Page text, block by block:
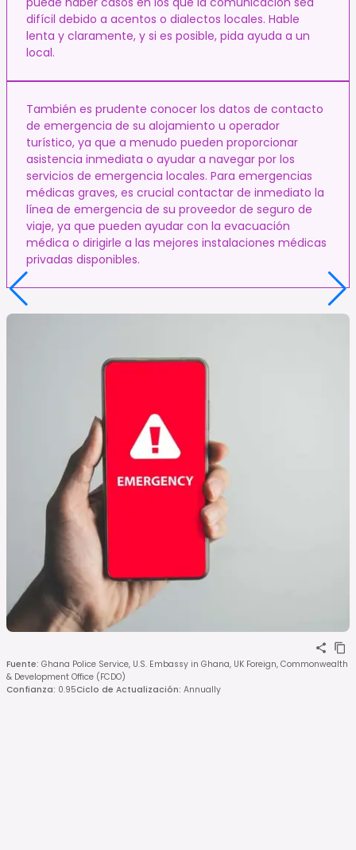
difícil debido a acentos o dialectos locales. Hable
lenta y claramente, y si es posible, pida ayuda a un
local.
También es prudente conocer los datos de contacto
de emergencia de su alojamiento u operador
turístico, ya que a menudo pueden proporcionar
asistencia inmediata o ayudar a navegar por los
servicios de emergencia locales. Para emergencias
médicas graves, es crucial contactar de inmediato la
línea de emergencia de su proveedor de seguro de
viaje, ya que pueden ayudar con la evacuación
médica o dirigirle a las mejores instalaciones médicas
privadas disponibles.
Fuente: Ghana Police Service, U.S. Embassy in Ghana, UK Foreign, Commonwealth
& Development Office (FCDO)
Confianza: 0.95Ciclo de Actualización: Annually